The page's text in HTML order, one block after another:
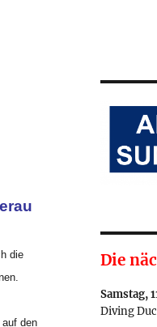
die
den
Die
Samstag,
Diving